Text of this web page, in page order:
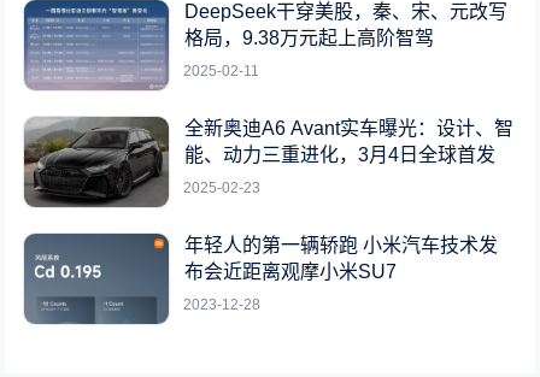
DeepSeek干穿美股，秦、宋、元改写
格局，9.38万元起上高阶智驾
2025-02-11
全新奥迪A6 Avant实车曝光：设计、智
能、动力三重进化，3月4日全球首发
2025-02-23
年轻人的第一辆轿跑 小米汽车技术发
布会近距离观摩小米SU7
2023-12-28